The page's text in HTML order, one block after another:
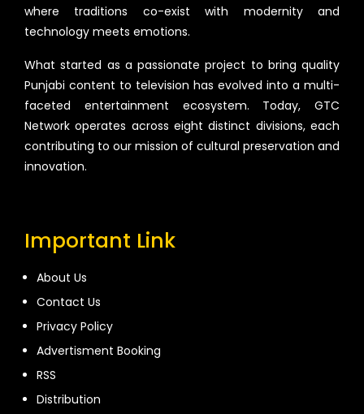
where traditions co-exist with modernity and
technology meets emotions.
What started as a passionate project to bring quality
Punjabi content to television has evolved into a multi-
faceted entertainment ecosystem. Today, GTC
Network operates across eight distinct divisions, each
contributing to our mission of cultural preservation and
innovation.
Important Link
About Us
Contact Us
Privacy Policy
Advertisment Booking
RSS
Distribution